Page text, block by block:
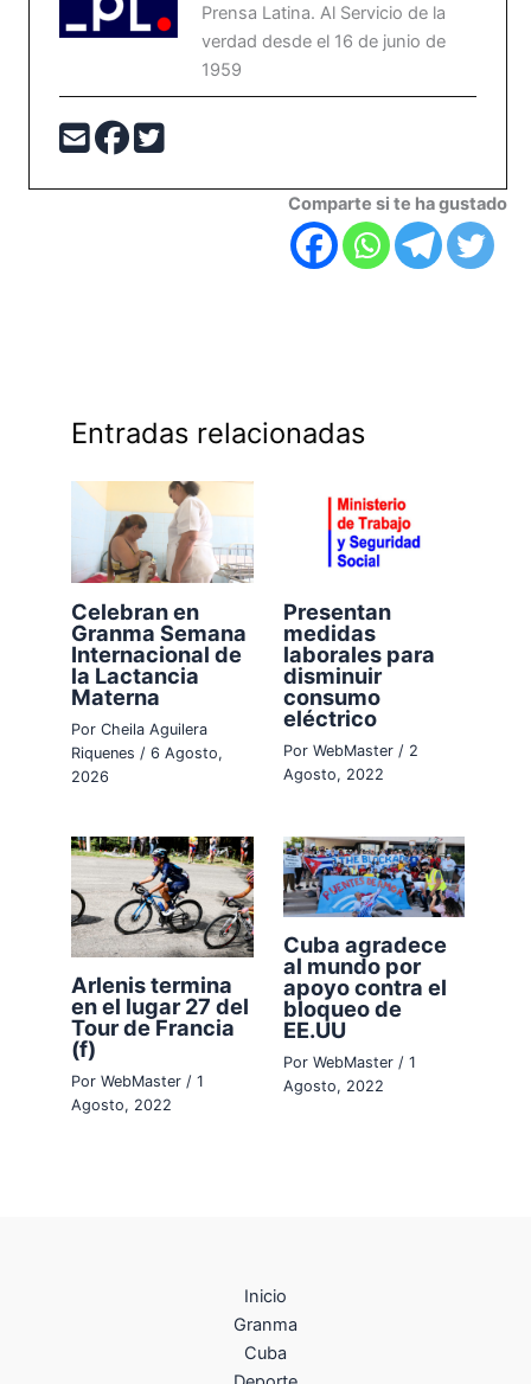
Prensa Latina. Al Servicio de la
verdad desde el 16 de junio de
1959
Comparte si te ha gustado
Entradas relacionadas
Celebran en
Granma Semana
Internacional de
la Lactancia
Materna
PorCheila Aguilera
Riquenes /6 Agosto,
2026
Presentan
medidas
laborales para
disminuir
consumo
eléctrico
Por WebMaster / 2
Agosto, 2022
Arlenis termina
en el lugar 27 del
Tour de Francia
(f)
PorWebMaster/1
Agosto, 2022
Cuba agradece
al mundo por
apoyo contra el
bloqueo de
EE.UU
Por WebMaster / 1
Agosto, 2022
Inicio
Granma
Cuba